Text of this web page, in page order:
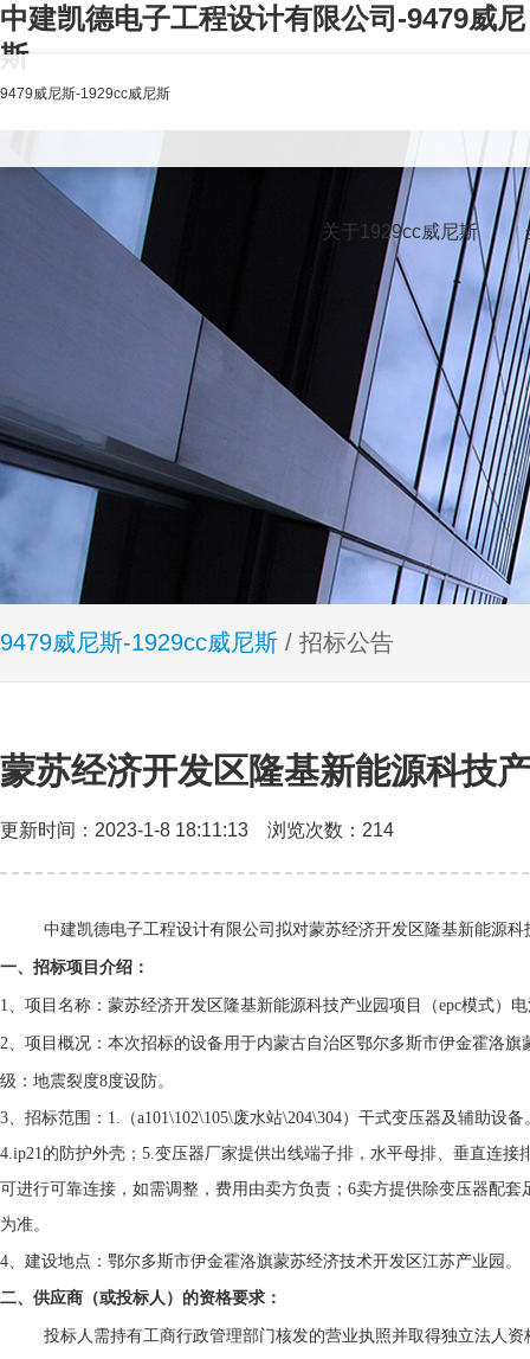
中建凯德电子工程设计有限公司-9479威尼
斯
9479威尼斯-1929cc威尼斯
关于1929cc威尼斯
9479威尼斯-1929cc威尼斯 / 招标公告
蒙苏经济开发区隆基新能源科技
更新时间：2023-1-8 18:11:13 浏览次数：214
中建凯德电子工程设计有限公司拟对蒙苏经济开发区隆基新能源科
一、招标项目介绍：
1、项目名称： 蒙苏经济开发区隆基新能源科技产业园项目（epc模式）
2、项目概况：本次招标的设备用于内蒙古自治区鄂尔多斯市伊金霍洛
级：地震裂度8度设防。
3、招标范围： 1. （a101\102\105\废水站\204\304）干式变压器及辅助设备
4.ip21的防护外壳； 5.变压器厂家提供出线端子排，水平母排、垂直连接
可进行可靠连接，如需调整，费用由卖方负责； 6卖方提供除变压器配套
为准。
4、建设地点：鄂尔多斯市伊金霍洛旗蒙苏经济技术开发区江苏产业园。
二、供应商（或投标人）的资格要求：
投标人需持有工商行政管理部门核发的营业执照并取得独立法人